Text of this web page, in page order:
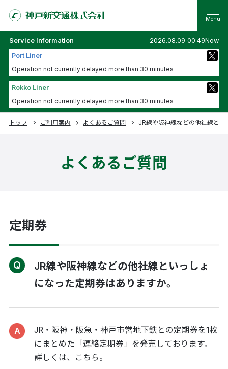
Service Information
2026.08.09 00:49Now
Port Liner
Operation not currently delayed more than 30 minutes
Rokko Liner
Operation not currently delayed more than 30 minutes
トップ ご利用案内 よくあるご質問 JR線や阪神線などの他社線と
よくあるご質問
定期券
JR線や阪神線などの他社線といっしょ
になった定期券はありますか。
JR・阪神・阪急・神戸市営地下鉄との定期券を1枚
にまとめた「連絡定期券」を発売しております。
詳しくは、
こちら。